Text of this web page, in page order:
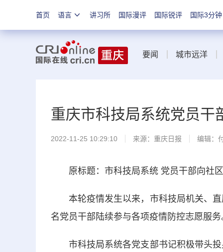
首页 语言 讲习所 国际漫评 国际锐评 国际3分钟
要闻 城市远洋
重庆市科技局系统党员干
2022-11-25 10:29:10 来源： 重庆日报 编辑：
原标题：市科技局系统 党员干部向社区
本轮疫情发生以来，市科技局机关、直
名党员干部陆续参与各项疫情防控志愿服务
市科技局系统各党支部书记积极带头投